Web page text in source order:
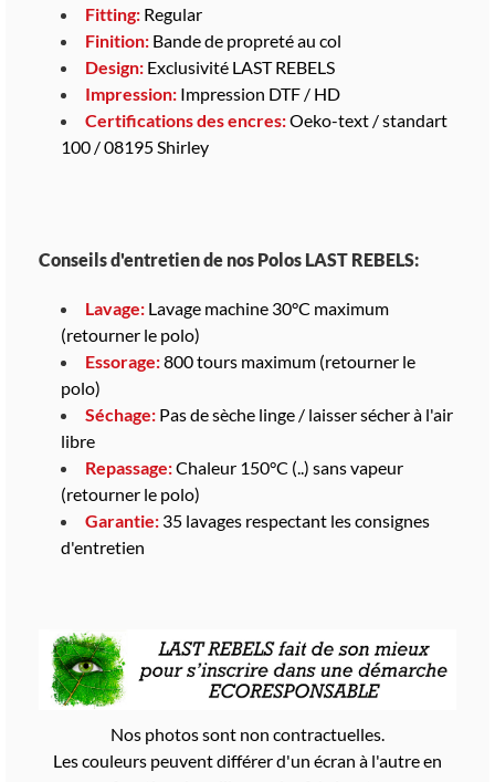
Fitting: Regular
Finition: Bande de propreté au col
Design: Exclusivité LAST REBELS
Impression: Impression DTF / HD
Certifications des encres:Oeko-text / standart
100 / 08195 Shirley
Conseils d'entretien de nos Polos LAST REBELS:
Lavage: Lavage machine 30°C maximum
(retourner le polo)
Essorage:800 tours maximum (retourner le
polo)
Séchage: Pas de sèche linge / laisser sécher à l'air
libre
Repassage:Chaleur 150°C (..) sans vapeur
(retourner le polo)
Garantie: 35 lavages respectant les consignes
d'entretien
Nos photos sont non contractuelles.
Les couleurs peuvent différer d'un écran à l'autre en